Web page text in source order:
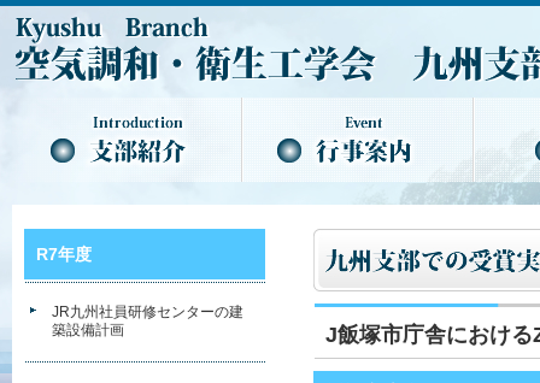
R7年度
JR九州社員研修センターの建
築設備計画
J飯塚市庁舎におけ